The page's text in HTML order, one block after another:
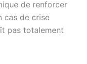
de renforcer
cas de crise
pas totalement